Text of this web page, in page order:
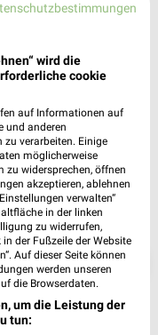
| Geschlossen
❯
wird die
cookie
auf Informationen auf
und anderen
zu verarbeiten. Einige
möglicherweise
zu widersprechen, öffnen
akzeptieren, ablehnen
verwalten“
in der linken
zu widerrufen,
der Fußzeile der Website
Auf dieser Seite können
werden unseren
die Browserdaten.
um die Leistung der
tun: